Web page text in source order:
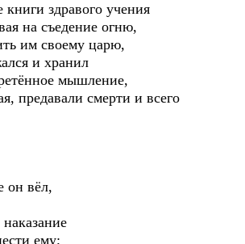
здравого учения
на съедение огню,
им своему царю,
и хранил
мышление,
предавали смерти и всего
он вёл,
ему;